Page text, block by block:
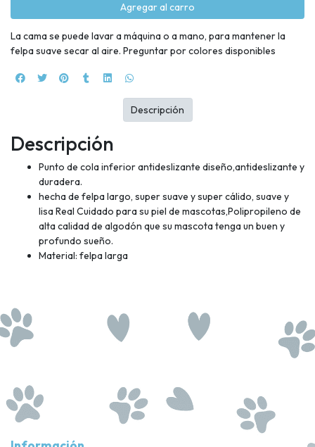
Agregar al carro
La cama se puede lavar a máquina o a mano, para mantener la
felpa suave secar al aire. Preguntar por colores disponibles
Descripción
Punto de cola inferior antideslizante diseño,antideslizante y
duradera.
hecha de felpa largo, super suave y super cálido, suave y
lisa Real Cuidado para su piel de mascotas,Polipropileno de
alta calidad de algodón que su mascota tenga un buen y
profundo sueño.
Material: felpa larga
Descripción